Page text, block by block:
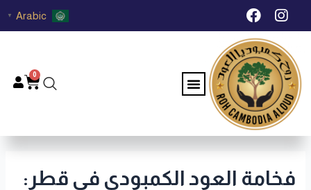
تخطي I
n
s
t
a
g
r
a
m
F
a
c
e
b
o
o
k
Arabic
▼
Menu
0
فخامة العود الكمبودي في قطر:
Post
navigation